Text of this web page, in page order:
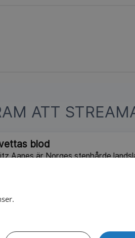
ATT
blod
Aanes är Norges stenhårde
med när han driver laget till sin
små orter i Sápmi mot stora